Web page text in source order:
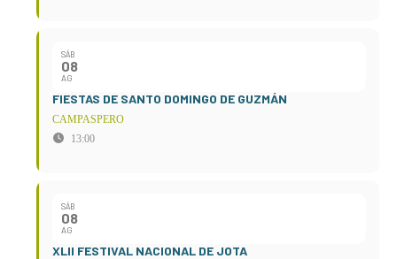
SÁB
08
AG
FIESTAS DE SANTO DOMINGO DE GUZMÁN
CAMPASPERO
13:00
SÁB
08
AG
XLII FESTIVAL NACIONAL DE JOTA